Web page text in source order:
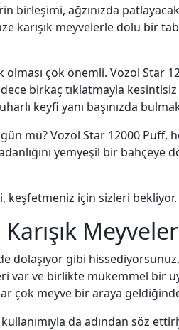
birleşimi, ağzınızda
karışık meyvelerle dolu bir
olması çok önemli. Vozol Star
birkaç tıklatmayla
keyfi yanı başınızda
mü? Vozol Star 12000 Puff,
yemyeşil bir bahçeye
keşfetmeniz için sizleri
Meyveler
dolaşıyor gibi
ve birlikte mükemmel bir
çok meyve bir araya
da adından söz